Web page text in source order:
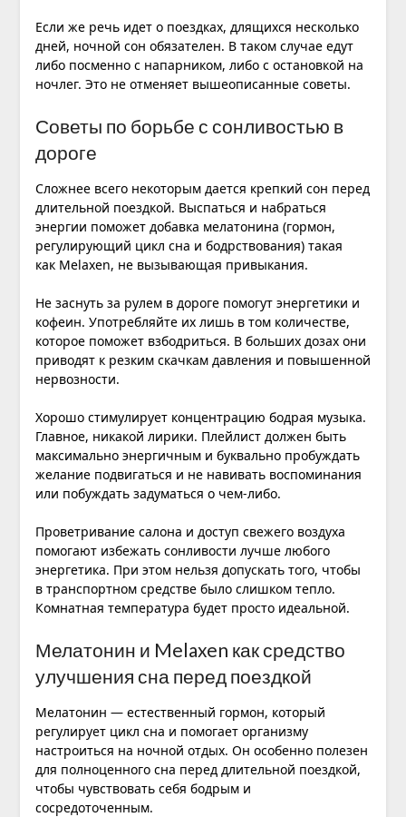
Если же речь идет о поездках, длящихся несколько
дней, ночной сон обязателен. В таком случае едут
либо посменно с напарником, либо с остановкой на
ночлег. Это не отменяет вышеописанные советы.
Советы по борьбе с сонливостью в
дороге
Сложнее всего некоторым дается крепкий сон перед
длительной поездкой. Выспаться и набраться
энергии поможет добавка мелатонина (гормон,
регулирующий цикл сна и бодрствования) такая
как Melaxen, не вызывающая привыкания.
Не заснуть за рулем в дороге помогут энергетики и
кофеин. Употребляйте их лишь в том количестве,
которое поможет взбодриться. В больших дозах они
приводят к резким скачкам давления и повышенной
нервозности.
Хорошо стимулирует концентрацию бодрая музыка.
Главное, никакой лирики. Плейлист должен быть
максимально энергичным и буквально пробуждать
желание подвигаться и не навивать воспоминания
или побуждать задуматься о чем-либо.
Проветривание салона и доступ свежего воздуха
помогают избежать сонливости лучше любого
энергетика. При этом нельзя допускать того, чтобы
в транспортном средстве было слишком тепло.
Комнатная температура будет просто идеальной.
Мелатонин и Melaxen как средство
улучшения сна перед поездкой
Мелатонин — естественный гормон, который
регулирует цикл сна и помогает организму
настроиться на ночной отдых. Он особенно полезен
для полноценного сна перед длительной поездкой,
чтобы чувствовать себя бодрым и
сосредоточенным.